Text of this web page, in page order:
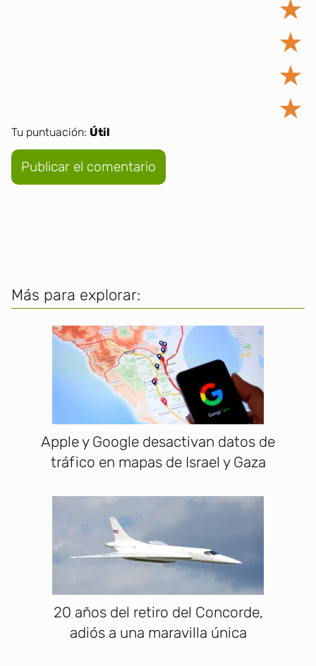
★
★
★
★
Tu puntuación: Útil
Más para explorar:
Apple y Google desactivan datos de
tráfico en mapas de Israel y Gaza
20 años del retiro del Concorde,
adiós a una maravilla única